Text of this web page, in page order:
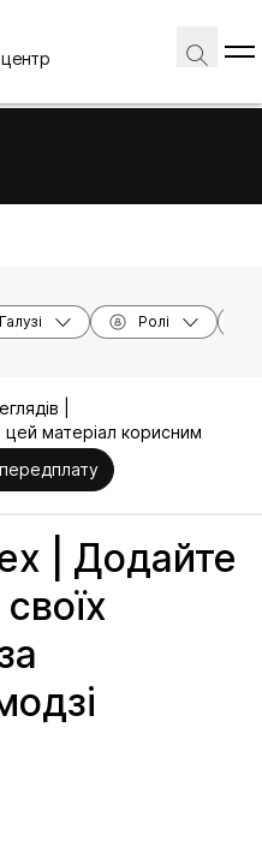
Галузі Ролі
|
матеріал корисним
| Додайте